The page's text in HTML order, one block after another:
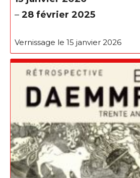
– 28 février 2025
Vernissage le 15 janvier 2026